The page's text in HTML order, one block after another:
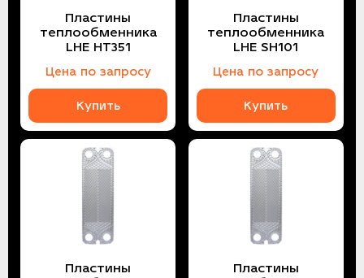
Пластины
теплообменника
LHE HT351
Цена по запросу
Купить
Пластины
теплообменника
LHE SH101
Цена по запросу
Купить
Пластины
Пластины